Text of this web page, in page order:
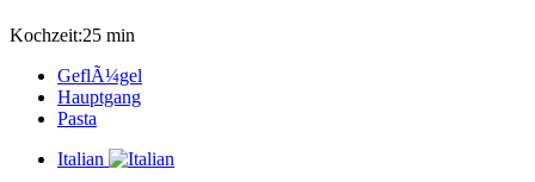
Kochzeit:25 min
GeflÃ¼gel
Hauptgang
Pasta
Italian